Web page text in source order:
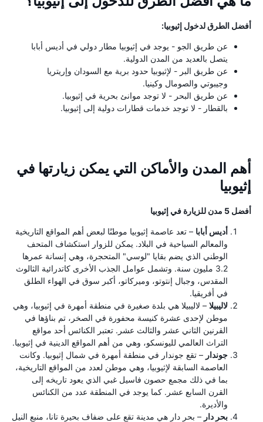
أفضل الطرق لدخول إثيوبيا:
عن طريق الجو - يوجد في إثيوبيا مطار دولي في أديس أبابا
يتصل بالعديد من المدن الدولية.
عن طريق البر - لإثيوبيا حدود برية مع السودان وإريتريا
وجيبوتي والصومال وكينيا.
عن طريق البحر - لا توجد موانئ بحرية في إثيوبيا.
بالقطار - لا توجد خدمات قطارات دولية إلى إثيوبيا.
أهم المدن والأماكن التي يمكن زيارتها في
إثيوبيا
أفضل 5 مدن للزيارة في إثيوبيا
أديس أبابا – تعد عاصمة إثيوبيا موطنًا لبعض أهم المواقع التاريخية
والمعالم السياحية في البلاد. يمكن للزوار استكشاف المتحف
الوطني الذي يضم بقايا "لوسي" المتحجرة، وهي إنسانة عمرها
3.2 مليون سنة. وتشمل عوامل الجذب الأخرى كاتدرائية الثالوث
المقدس، وجبال إنتوتو، وميركاتو، أكبر سوق في الهواء الطلق
في أفريقيا.
لاليبيلا – لاليبيلا هي بلدة صغيرة في منطقة أمهرة في إثيوبيا، وهي
موطن لإحدى عشرة كنيسة محفورة في الصخر، تم بناؤها في
القرنين الثاني عشر والثالث عشر. تعتبر الكنائس أحد مواقع
التراث العالمي لليونسكو، وهي من أهم المواقع الدينية في إثيوبيا.
جوندار – تقع جوندار في منطقة أمهرة في شمال إثيوبيا. وكانت
العاصمة السابقة لإثيوبيا، وهي موطن لعدد من المواقع التاريخية،
بما في ذلك مجمع حصون فاسيل غبي الذي يعود تاريخه إلى
القرن السابع عشر. كما يوجد في المنطقة عدد من الكنائس
والأديرة.
بحر دار – بحر دار هي مدينة تقع على ضفاف بحيرة تانا، منبع النيل